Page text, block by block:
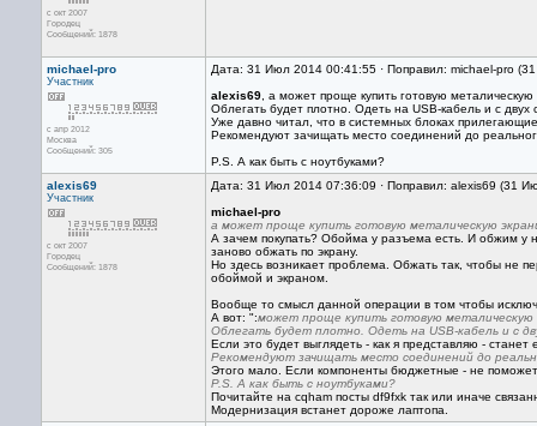
с окт 2007
Городец
Сообщений: 1878
michael-pro
Участник
с апр 2012
Москва
Сообщений: 305
Дата: 31 Июл 2014 00:41:55 · Поправил: michael-pro
alexis69 , а может проще купить готовую металическую
Облегать будет плотно. Одеть на USB-кабель и с
Уже давно читал, что в системных блоках
Рекомендуют зачищать место соединений до
P.S. А как быть с ноутбуками?
alexis69
Участник
с окт 2007
Городец
Сообщений: 1878
Дата: 31 Июл 2014 07:36:09 · Поправил: alexis69 (31
michael-pro
а может проще купить готовую металическую
А зачем покупать? Обойма у разъема есть. И обжим
заново обжать по экрану.
Но здесь возникает проблема. Обжать так, чтобы не
обоймой и экраном.
Вообще то смысл данной операции в том чтобы
А вот: ":может проще купить готовую металическую
Облегать будет плотно. Одеть на USB-кабель и с
Если это будет выглядеть - как я представляю - станет
Рекомендуют зачищать место соединений до
Этого мало. Если компоненты бюджетные - не
P.S. А как быть с ноутбуками?
Почитайте на cqham посты df9fxk так или иначе
Модернизация встанет дороже лаптопа.